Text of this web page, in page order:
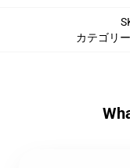
カテゴリー